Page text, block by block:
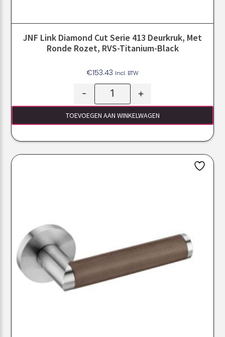
JNF Link Diamond Cut Serie 413 Deurkruk, Met
Ronde Rozet, RVS-Titanium-Black
€153.43 Incl. BTW
- +
TOEVOEGEN AAN WINKELWAGEN